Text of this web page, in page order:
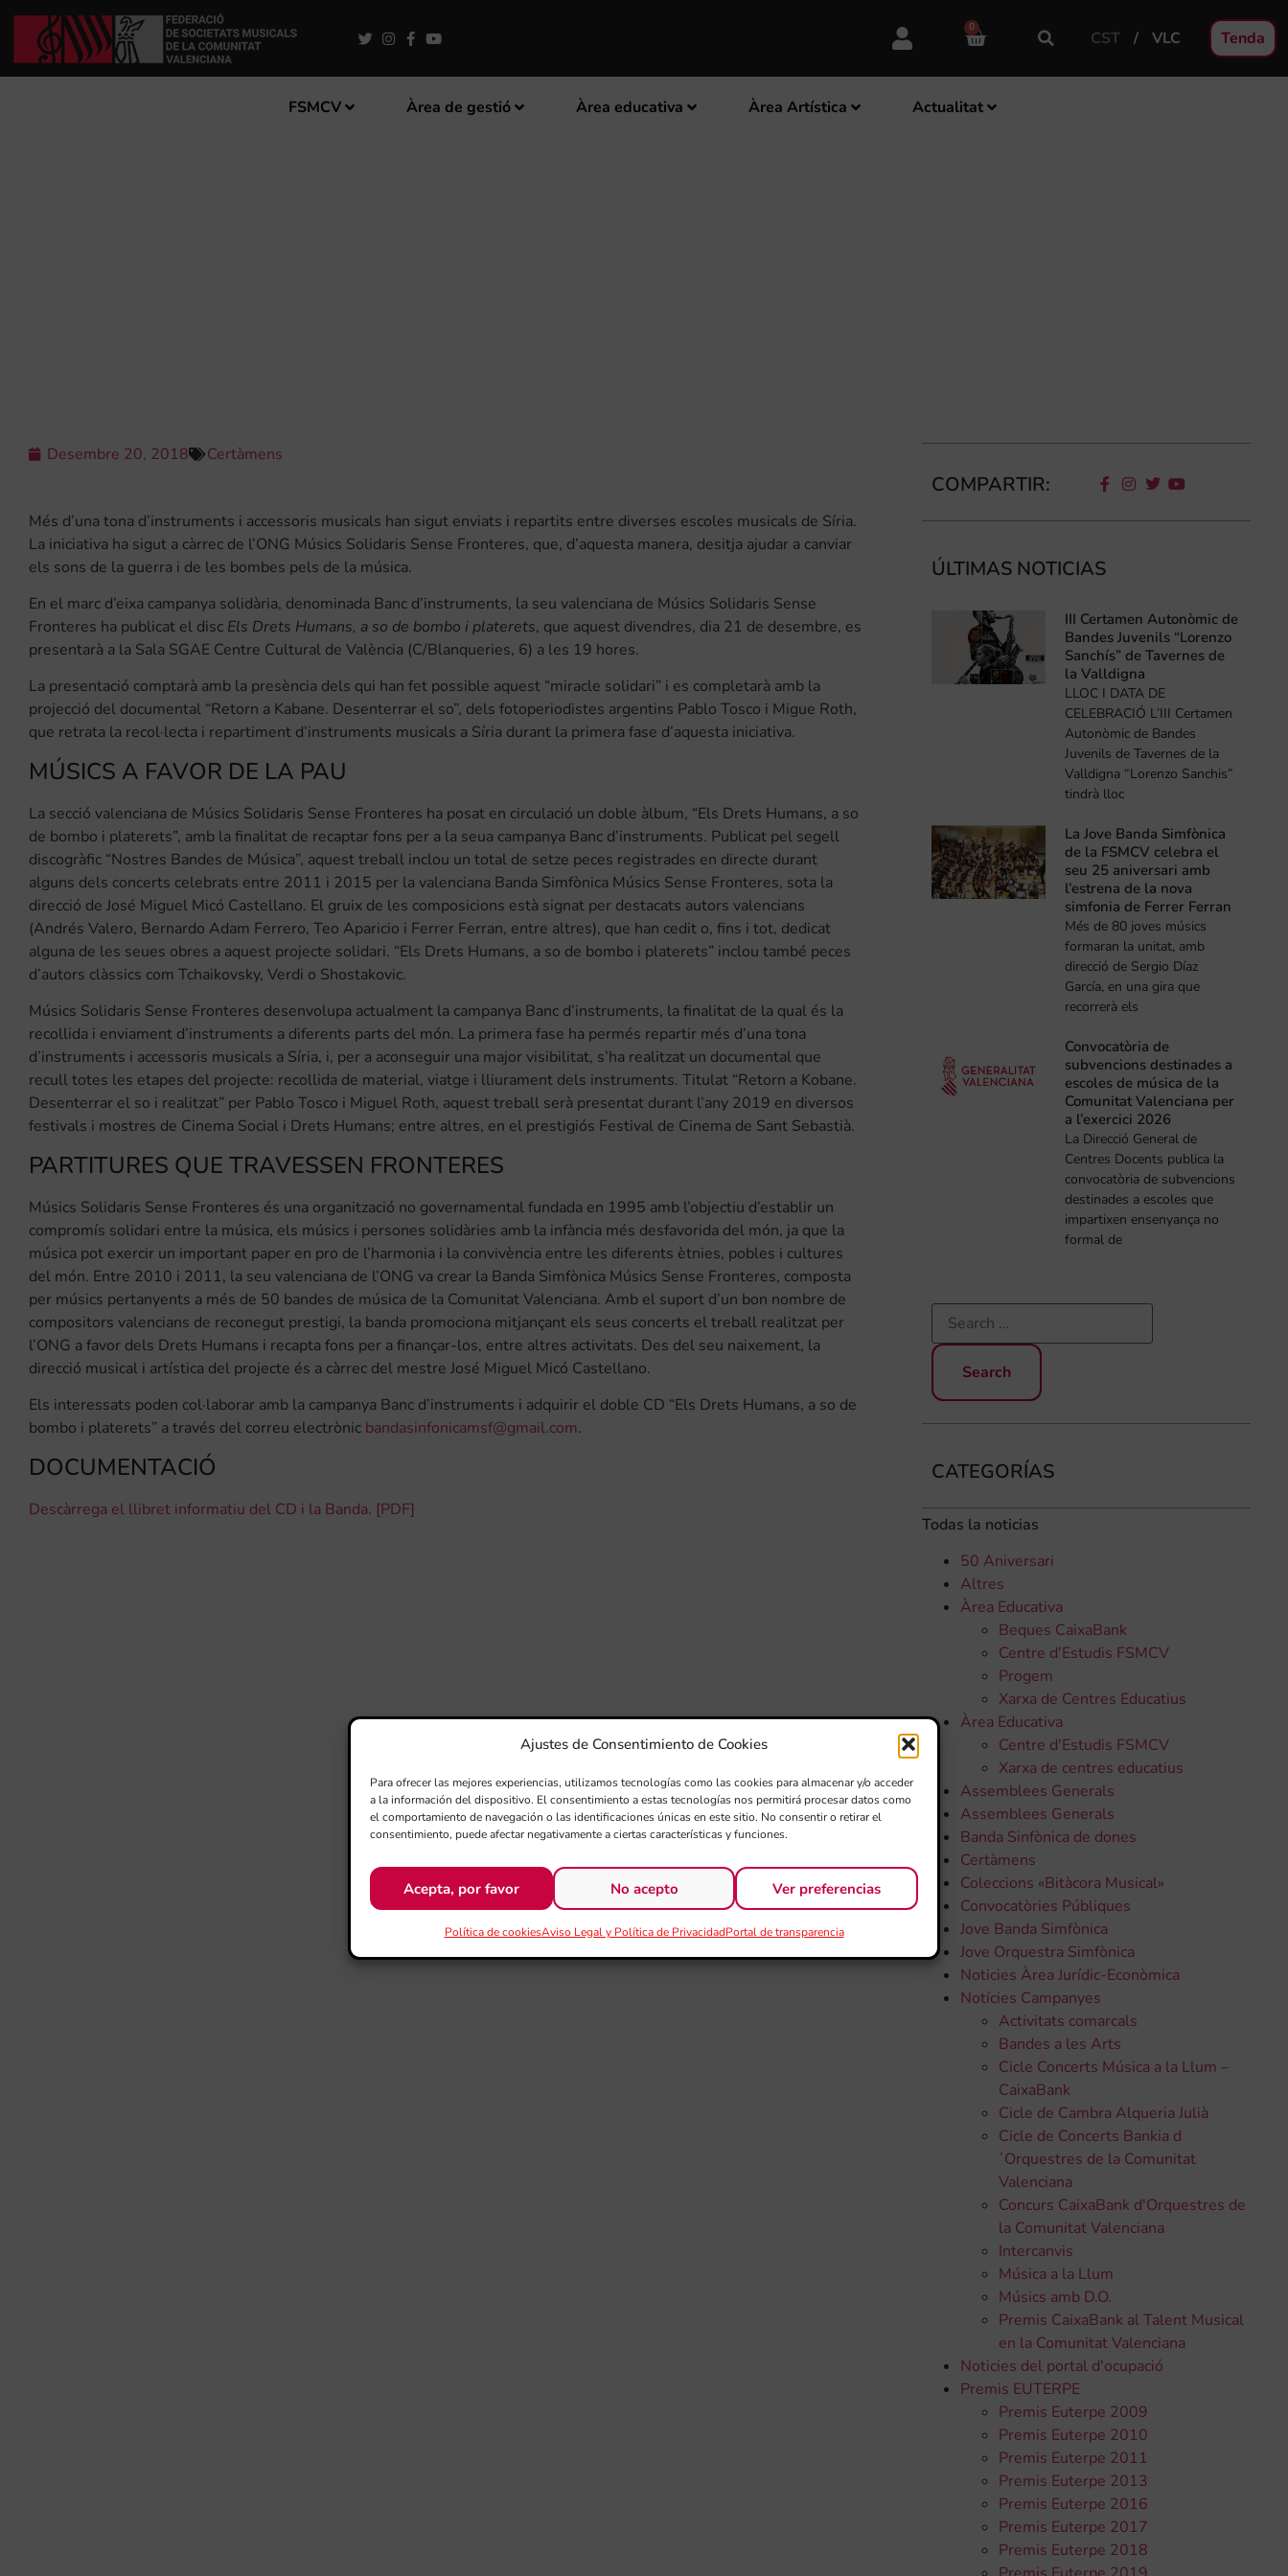
Ajustes de Consentimiento de Cookies
Para ofrecer las mejores experiencias, utilizamos tecnologías como las cookies para almacenar y/o acceder
a la información del dispositivo. El consentimiento a estas tecnologías nos permitirá procesar datos como
el comportamiento de navegación o las identificaciones únicas en este sitio. No consentir o retirar el
consentimiento, puede afectar negativamente a ciertas características y funciones.
Acepta, por favor No acepto Ver preferencias
Política de cookiesAviso Legal y Política de PrivacidadPortal de transparencia
0
CST VLC Tenda
FSMCV Àrea de gestió Àrea educativa Àrea Artística Actualitat
Desembre 20, 2018 Certàmens
Més d’una tona d’instruments i accessoris musicals han sigut enviats i repartits entre diverses escoles musicals de Síria.
La iniciativa ha sigut a càrrec de l’ONG Músics Solidaris Sense Fronteres, que, d’aquesta manera, desitja ajudar a canviar
els sons de la guerra i de les bombes pels de la música.
En el marc d’eixa campanya solidària, denominada Banc d’instruments, la seu valenciana de Músics Solidaris Sense
Fronteres ha publicat el disc Els Drets Humans, a so de bombo i platerets, que aquest divendres, dia 21 de desembre, es
presentarà a la Sala SGAE Centre Cultural de València (C/Blanqueries, 6) a les 19 hores.
La presentació comptarà amb la presència dels qui han fet possible aquest “miracle solidari” i es completarà amb la
projecció del documental “Retorn a Kabane. Desenterrar el so”, dels fotoperiodistes argentins Pablo Tosco i Migue Roth,
que retrata la recol·lecta i repartiment d’instruments musicals a Síria durant la primera fase d’aquesta iniciativa.
MÚSICS A FAVOR DE LA PAU
La secció valenciana de Músics Solidaris Sense Fronteres ha posat en circulació un doble àlbum, “Els Drets Humans, a so
de bombo i platerets”, amb la finalitat de recaptar fons per a la seua campanya Banc d’instruments. Publicat pel segell
discogràfic “Nostres Bandes de Música”, aquest treball inclou un total de setze peces registrades en directe durant
alguns dels concerts celebrats entre 2011 i 2015 per la valenciana Banda Simfònica Músics Sense Fronteres, sota la
direcció de José Miguel Micó Castellano. El gruix de les composicions està signat per destacats autors valencians
(Andrés Valero, Bernardo Adam Ferrero, Teo Aparicio i Ferrer Ferran, entre altres), que han cedit o, fins i tot, dedicat
alguna de les seues obres a aquest projecte solidari. “Els Drets Humans, a so de bombo i platerets” inclou també peces
d’autors clàssics com Tchaikovsky, Verdi o Shostakovic.
Músics Solidaris Sense Fronteres desenvolupa actualment la campanya Banc d’instruments, la finalitat de la qual és la
recollida i enviament d’instruments a diferents parts del món. La primera fase ha permés repartir més d’una tona
d’instruments i accessoris musicals a Síria, i, per a aconseguir una major visibilitat, s’ha realitzat un documental que
recull totes les etapes del projecte: recollida de material, viatge i lliurament dels instruments. Titulat “Retorn a Kobane.
Desenterrar el so i realitzat” per Pablo Tosco i Miguel Roth, aquest treball serà presentat durant l’any 2019 en diversos
festivals i mostres de Cinema Social i Drets Humans; entre altres, en el prestigiós Festival de Cinema de Sant Sebastià.
PARTITURES QUE TRAVESSEN FRONTERES
Músics Solidaris Sense Fronteres és una organització no governamental fundada en 1995 amb l’objectiu d’establir un
compromís solidari entre la música, els músics i persones solidàries amb la infància més desfavorida del món, ja que la
música pot exercir un important paper en pro de l’harmonia i la convivència entre les diferents ètnies, pobles i cultures
del món. Entre 2010 i 2011, la seu valenciana de l’ONG va crear la Banda Simfònica Músics Sense Fronteres, composta
per músics pertanyents a més de 50 bandes de música de la Comunitat Valenciana. Amb el suport d’un bon nombre de
compositors valencians de reconegut prestigi, la banda promociona mitjançant els seus concerts el treball realitzat per
l’ONG a favor dels Drets Humans i recapta fons per a finançar-los, entre altres activitats. Des del seu naixement, la
direcció musical i artística del projecte és a càrrec del mestre José Miguel Micó Castellano.
Els interessats poden col·laborar amb la campanya Banc d’instruments i adquirir el doble CD “Els Drets Humans, a so de
bombo i platerets” a través del correu electrònic bandasinfonicamsf@gmail.com.
DOCUMENTACIÓ
Descàrrega el llibret informatiu del CD i la Banda. [PDF]
COMPARTIR:
ÚLTIMAS NOTICIAS
III Certamen Autonòmic de
Bandes Juvenils “Lorenzo
Sanchís” de Tavernes de
la Valldigna
LLOC I DATA DE
CELEBRACIÓ L’III Certamen
Autonòmic de Bandes
Juvenils de Tavernes de la
Valldigna “Lorenzo Sanchis”
tindrà lloc
La Jove Banda Simfònica
de la FSMCV celebra el
seu 25 aniversari amb
l’estrena de la nova
simfonia de Ferrer Ferran
Més de 80 joves músics
formaran la unitat, amb
direcció de Sergio Díaz
García, en una gira que
recorrerà els
Convocatòria de
subvencions destinades a
escoles de música de la
Comunitat Valenciana per
a l’exercici 2026
La Direcció General de
Centres Docents publica la
convocatòria de subvencions
destinades a escoles que
impartixen ensenyança no
formal de
CATEGORÍAS
Todas la noticias
50 Aniversari
Altres
Àrea Educativa
Beques CaixaBank
Centre d'Estudis FSMCV
Progem
Xarxa de Centres Educatius
Àrea Educativa
Centre d'Estudis FSMCV
Xarxa de centres educatius
Assemblees Generals
Assemblees Generals
Banda Sinfònica de dones
Certàmens
Coleccions «Bitàcora Musical»
Convocatòries Públiques
Jove Banda Simfònica
Jove Orquestra Simfònica
Noticies Àrea Jurídic-Econòmica
Notícies Campanyes
Activitats comarcals
Bandes a les Arts
Cicle Concerts Música a la Llum –
CaixaBank
Cicle de Cambra Alqueria Julià
Cicle de Concerts Bankia d
´Orquestres de la Comunitat
Valenciana
Concurs CaixaBank d'Orquestres de
la Comunitat Valenciana
Intercanvis
Música a la Llum
Músics amb D.O.
Premis CaixaBank al Talent Musical
en la Comunitat Valenciana
Noticies del portal d'ocupació
Premis EUTERPE
Premis Euterpe 2009
Premis Euterpe 2010
Premis Euterpe 2011
Premis Euterpe 2013
Premis Euterpe 2016
Premis Euterpe 2017
Premis Euterpe 2018